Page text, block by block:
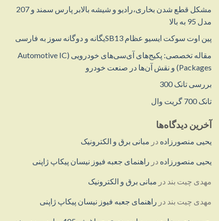
مشکل قطع شدن بخاری،رادیو و شیشه بالابر پارس سمند و 207
مدل 95 به بالا
پین اوت سوکت ایسیو عظام SB13یگانه و دوگانه سوز به فارسی
مقاله تخصصی: پکیج‌های آی‌سی‌های خودرویی (Automotive IC
Packages) و نقش آن‌ها در صنعت خودرو
بررسی تانک 300
تانک 700 گریت وال
آخرین دیدگاه‌ها
یحیی منصورزاده در مبانی برق و الکترونیک
یحیی منصورزاده در راهنمای جعبه فیوز نیسان پیکاپ ژاپنی
مهدی چیت بند در مبانی برق و الکترونیک
مهدی چیت بند در راهنمای جعبه فیوز نیسان پیکاپ ژاپنی